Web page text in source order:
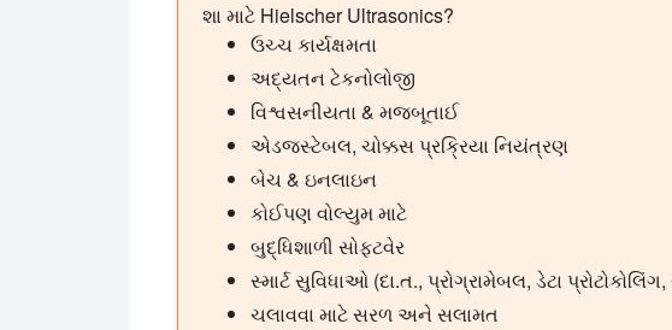
શા માટે Hielscher Ultrasonics?
ઉચ્ચ કાર્યક્ષમતા
અદ્યતન ટેકનોલોજી
વિશ્વસનીયતા & મજબૂતાઈ
એડજસ્ટેબલ, ચોક્કસ પ્રક્રિયા નિયંત્રણ
બેચ & ઇનલાઇન
કોઈપણ વોલ્યુમ માટે
બુદ્ધિશાળી સોફ્ટવેર
સ્માર્ટ સુવિધાઓ (દા.ત., પ્રોગ્રામેબલ, ડેટા પ્રોટોકોલિંગ,
ચલાવવા માટે સરળ અને સલામત